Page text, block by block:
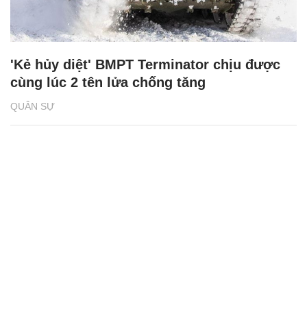
QUÂN SỰ
'Kẻ hủy diệt' BMPT Terminator chịu được
cùng lúc 2 tên lửa chống tăng